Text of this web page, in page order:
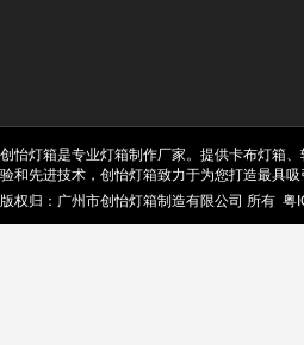
创怡灯箱是专业灯箱制作厂家。提供卡布灯箱
验和先进技术，创怡灯箱致力于为您打造最具
版权归：广州市创怡灯箱制造有限公司 所有 粤